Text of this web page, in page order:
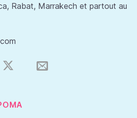
Rabat, Marrakech et partout au